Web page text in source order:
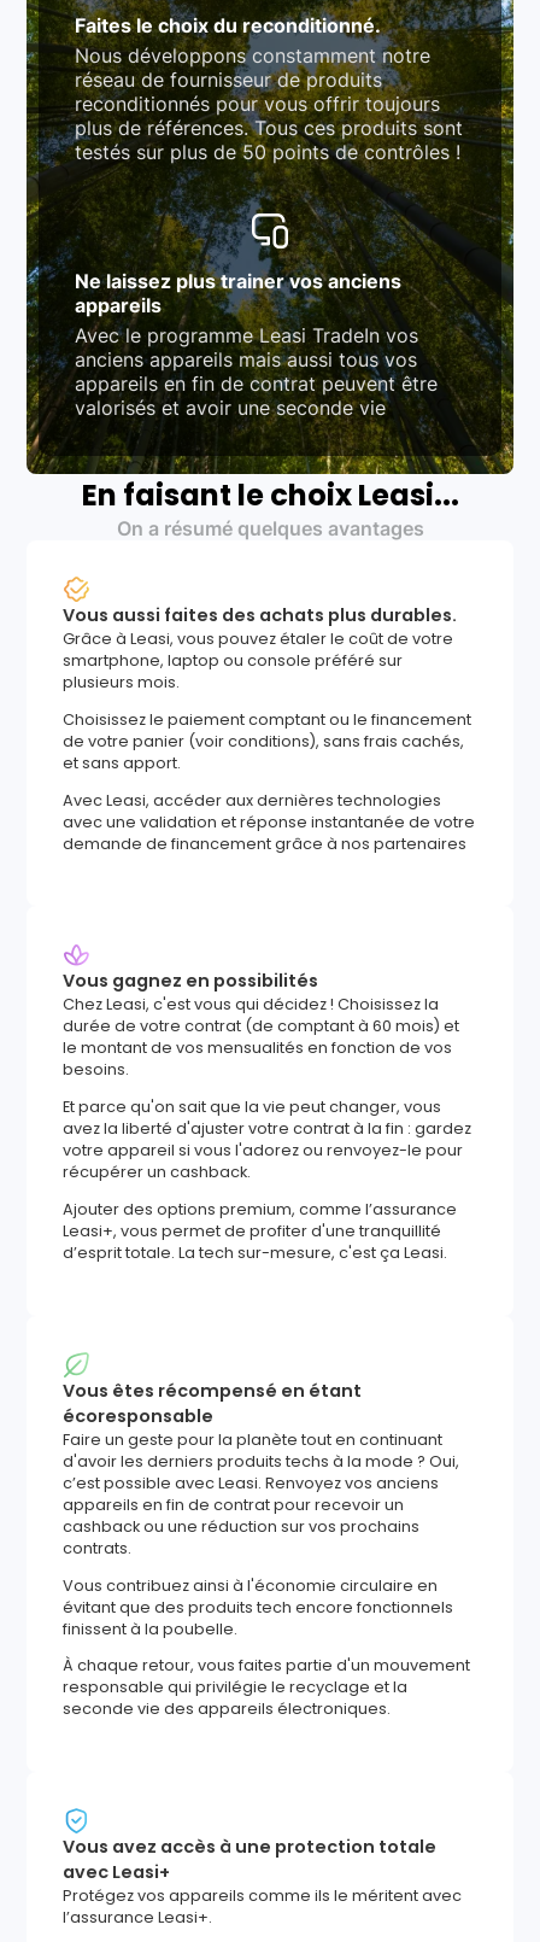
Faites le choix du reconditionné.
Nous développons constamment notre
réseau de fournisseur de produits
reconditionnés pour vous offrir toujours
plus de références. Tous ces produits sont
testés sur plus de 50 points de contrôles !
Ne laissez plus trainer vos anciens
appareils
Avec le programme Leasi TradeIn vos
anciens appareils mais aussi tous vos
appareils en fin de contrat peuvent être
valorisés et avoir une seconde vie
En faisant le choix Leasi...
On a résumé quelques avantages
Vous aussi faites des achats plus durables.
Grâce à Leasi, vous pouvez étaler le coût de votre
smartphone, laptop ou console préféré sur
plusieurs mois.
Choisissez le paiement comptant ou le financement
de votre panier (voir conditions), sans frais cachés,
et sans apport.
Avec Leasi, accéder aux dernières technologies
avec une validation et réponse instantanée de votre
demande de financement grâce à nos partenaires
Vous gagnez en possibilités
Chez Leasi, c'est vous qui décidez ! Choisissez la
durée de votre contrat (de comptant à 60 mois) et
le montant de vos mensualités en fonction de vos
besoins.
Et parce qu'on sait que la vie peut changer, vous
avez la liberté d'ajuster votre contrat à la fin : gardez
votre appareil si vous l'adorez ou renvoyez-le pour
récupérer un cashback.
Ajouter des options premium, comme l’assurance
Leasi+, vous permet de profiter d'une tranquillité
d’esprit totale. La tech sur-mesure, c'est ça Leasi.
Vous êtes récompensé en étant
écoresponsable
Faire un geste pour la planète tout en continuant
d'avoir les derniers produits techs à la mode ? Oui,
c’est possible avec Leasi. Renvoyez vos anciens
appareils en fin de contrat pour recevoir un
cashback ou une réduction sur vos prochains
contrats.
Vous contribuez ainsi à l'économie circulaire en
évitant que des produits tech encore fonctionnels
finissent à la poubelle.
À chaque retour, vous faites partie d'un mouvement
responsable qui privilégie le recyclage et la
seconde vie des appareils électroniques.
Vous avez accès à une protection totale
avec Leasi+
Protégez vos appareils comme ils le méritent avec
l’assurance Leasi+.